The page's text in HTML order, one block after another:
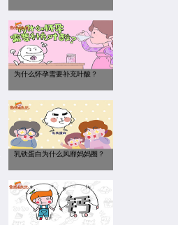
为什么怀孕需要补充叶酸？
乳铁蛋白为什么风靡妈妈圈？